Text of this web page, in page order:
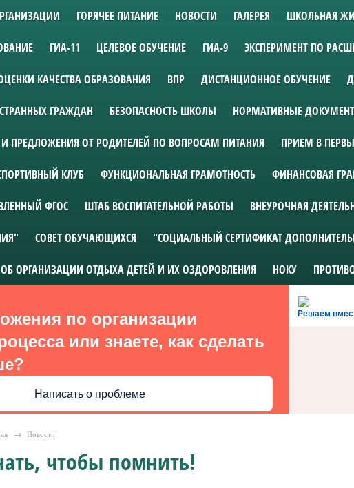
ГОРЯЧЕЕ ПИТАНИЕ НОВОСТИ ГАЛЕРЕЯ ШКОЛЬНАЯ
ГИА-11 ЦЕЛЕВОЕ ОБУЧЕНИЕ ГИА-9 ЭКСПЕРИМЕНТ ПО
КАЧЕСТВА ОБРАЗОВАНИЯ ВПР ДИСТАНЦИОННОЕ ОБУЧЕНИЕ
ГРАЖДАН БЕЗОПАСНОСТЬ ШКОЛЫ НОРМАТИВНЫЕ
ПРЕДЛОЖЕНИЯ ОТ РОДИТЕЛЕЙ ПО ВОПРОСАМ ПИТАНИЯ ПРИЕМ В
КЛУБ ФУНКЦИОНАЛЬНАЯ ГРАМОТНОСТЬ ФИНАНСОВАЯ
ФГОС ШТАБ ВОСПИТАТЕЛЬНОЙ РАБОТЫ ВНЕУРОЧНАЯ
СОВЕТ ОБУЧАЮЩИХСЯ "СОЦИАЛЬНЫЙ СЕРТИФИКАТ
ОРГАНИЗАЦИИ ОТДЫХА ДЕТЕЙ И ИХ ОЗДОРОВЛЕНИЯ НОКУ
Решаем
по организации
или знаете, как сделать
Написать о проблеме
→ Новости
чтобы помнить!